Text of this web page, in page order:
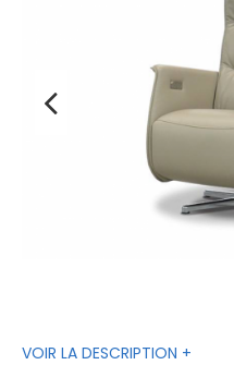
VOIR LA DESCRIPTION +